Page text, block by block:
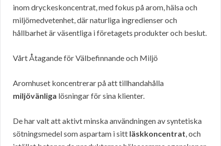
inom dryckeskoncentrat, med fokus på arom, hälsa och
miljömedvetenhet, där naturliga ingredienser och
hållbarhet är väsentliga i företagets produkter och beslut.
Vårt Åtagande för Välbefinnande och Miljö
Aromhuset koncentrerar på att tillhandahålla
miljövänliga lösningar för sina klienter.
De har valt att aktivt minska användningen av syntetiska
sötningsmedel som aspartam i sitt läskkoncentrat, och